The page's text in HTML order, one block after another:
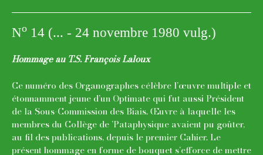
No 14 (... - 24 novembre 1980 vulg.)
Hommage au T.S. François Laloux
Ce numéro des Organographes célèbre l’œuvre multiple et
étonnamment jeune d’un Optimate qui fut aussi Président
de la Sous-Commission des Biais. Œuvre à laquelle les
membres du Collège de ’Pataphysique avaient pu goûter,
au fil des publications, depuis le premier Cahier. Le
présent hommage en forme de bouquet s’efforce de mettre